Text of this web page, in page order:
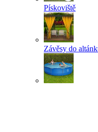
Pískoviště
Závěsy do